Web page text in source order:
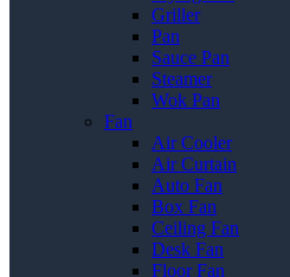
Griller
Pan
Sauce Pan
Steamer
Wok Pan
Fan
Air Cooler
Air Curtain
Auto Fan
Box Fan
Ceiling Fan
Desk Fan
Floor Fan